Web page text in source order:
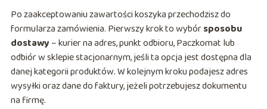
Po zaakceptowaniu zawartości koszyka przechodzisz do
formularza zamówienia. Pierwszy krok to wybórsposobu
dostawy – kurier na adres, punkt odbioru, Paczkomat lub
odbiór w sklepie stacjonarnym, jeśli ta opcja jest dostępna dla
danej kategorii produktów. W kolejnym kroku podajesz adres
wysyłki oraz dane do faktury, jeżeli potrzebujesz dokumentu
na firmę.